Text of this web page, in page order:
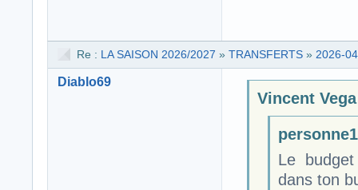
Re : LA SAISON 2026/2027 » TRANSFERTS » 2026-
Diablo69
Vincent
Le budget
dans ton